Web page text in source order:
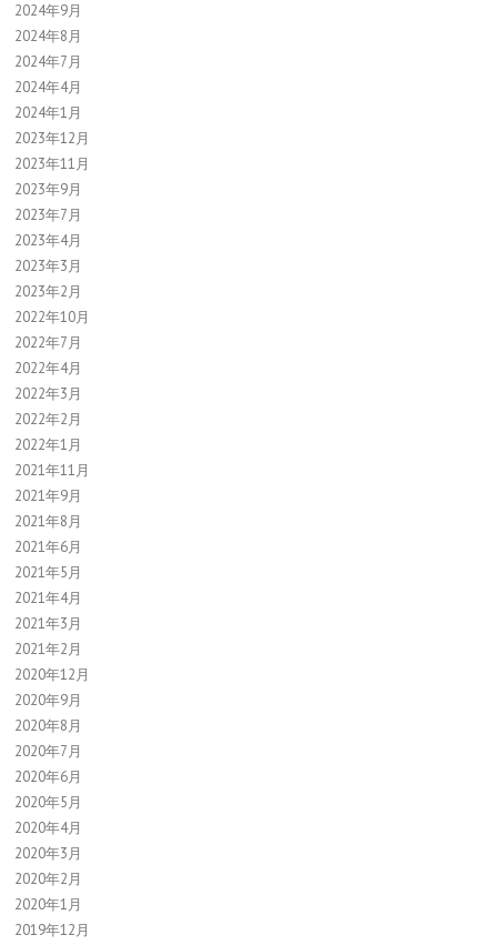
2024年9月
2024年8月
2024年7月
2024年4月
2024年1月
2023年12月
2023年11月
2023年9月
2023年7月
2023年4月
2023年3月
2023年2月
2022年10月
2022年7月
2022年4月
2022年3月
2022年2月
2022年1月
2021年11月
2021年9月
2021年8月
2021年6月
2021年5月
2021年4月
2021年3月
2021年2月
2020年12月
2020年9月
2020年8月
2020年7月
2020年6月
2020年5月
2020年4月
2020年3月
2020年2月
2020年1月
2019年12月